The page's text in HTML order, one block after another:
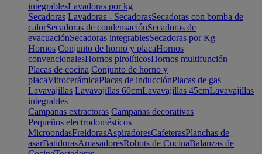
integrablesLavadoras por kg
Secadoras Lavadoras - SecadorasSecadoras con bomba de
calorSecadoras de condensaciónSecadoras de
evacuaciónSecadoras integrablesSecadoras por Kg
Hornos Conjunto de horno y placaHornos
convencionalesHornos pirolíticosHornos multifunción
Placas de cocina Conjunto de horno y
placaVitrocerámicaPlacas de inducciónPlacas de gas
Lavavajillas Lavavajillas 60cmLavavajillas 45cmLavavajillas
integrables
Campanas extractoras Campanas decorativas
Pequeños electrodomésticos
MicroondasFreidorasAspiradoresCafeterasPlanchas de
asarBatidorasAmasadoresRobots de CocinaBalanzas de